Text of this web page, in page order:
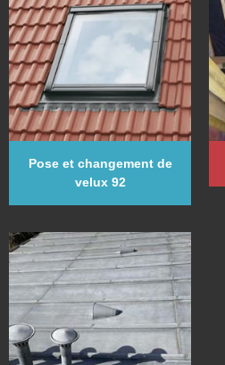
Pose et changement de
velux 92